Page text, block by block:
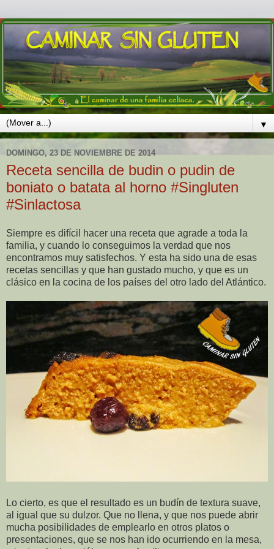
▼
DOMINGO, 23 DE NOVIEMBRE DE 2014
Receta sencilla de budin o pudin de
boniato o batata al horno #Singluten
#Sinlactosa
Siempre es difícil hacer una receta que agrade a toda la
familia, y cuando lo conseguimos la verdad que nos
encontramos muy satisfechos. Y esta ha sido una de esas
recetas sencillas y que han gustado mucho, y que es un
clásico en la cocina de los países del otro lado del Atlántico.
Lo cierto, es que el resultado es un budín de textura suave,
al igual que su dulzor. Que no llena, y que nos puede abrir
mucha posibilidades de emplearlo en otros platos o
presentaciones, que se nos han ido ocurriendo en la mesa,